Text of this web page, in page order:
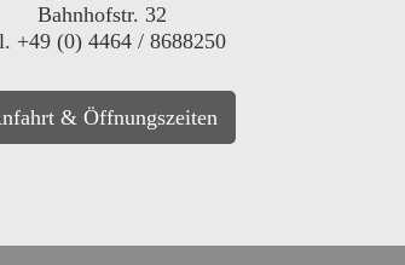
Bahnhofstr. 32
+49 (0) 4464 / 8688250
& Öffnungszeiten